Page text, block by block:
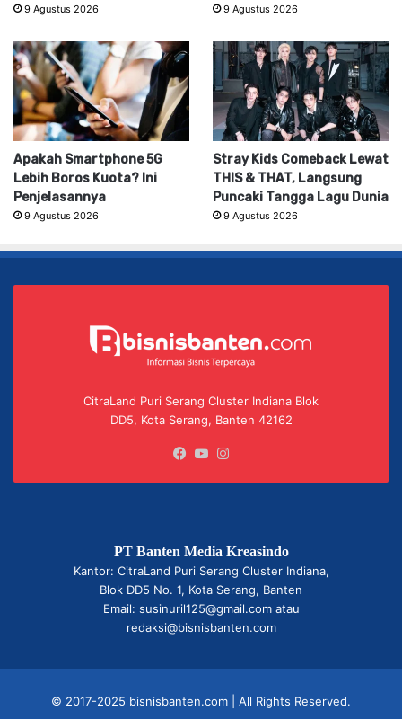
9 Agustus 2026 9 Agustus 2026
Apakah Smartphone 5G
Lebih Boros Kuota? Ini
Penjelasannya
9 Agustus 2026
Stray Kids Comeback Lewat
THIS & THAT, Langsung
Puncaki Tangga Lagu Dunia
9 Agustus 2026
CitraLand Puri Serang Cluster Indiana Blok
DD5, Kota Serang, Banten 42162
Facebook
YouTube
PT Banten Media Kreasindo
Kantor: CitraLand Puri Serang Cluster Indiana,
Blok DD5 No. 1, Kota Serang, Banten
Email: susinuril125@gmail.com atau
redaksi@bisnisbanten.com
© 2017-2025 bisnisbanten.com | All Rights Reserved.